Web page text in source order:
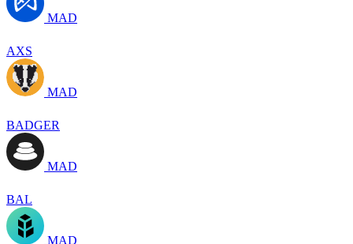
MAD
AXS
MAD
BADGER
MAD
BAL
MAD